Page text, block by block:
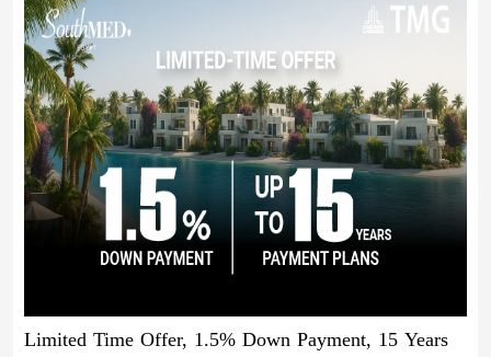
Limited Time Offer, 1.5% Down Payment, 15 Years